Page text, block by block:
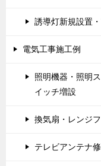
誘導灯新規設置
電気工事施工例
照明機器・照明
イッチ増設
換気扇・レンジ
テレビアンテナ